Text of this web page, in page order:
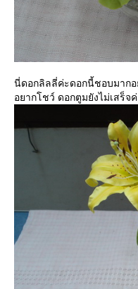
นี่ดอกลิลลี่ค่ะดอกนี้ชอบมากอ
อยากโชว์ ดอกตูมยังไม่เสร็